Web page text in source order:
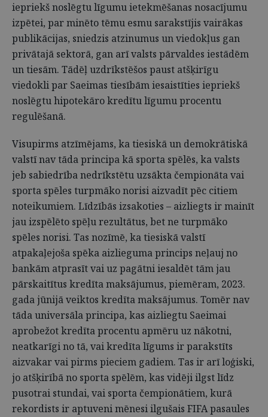
iepriekš noslēgtu līgumu ietekmēšanas nosacījumu
izpētei, par minēto tēmu esmu sarakstījis vairākas
publikācijas, sniedzis atzinumus un viedokļus gan
privātajā sektorā, gan arī valsts pārvaldes iestādēm
un tiesām. Tādēļ uzdrīkstēšos paust atšķirīgu
viedokli par Saeimas tiesībām iesaistīties iepriekš
noslēgtu hipotekāro kredītu līgumu procentu
regulēšanā.
Visupirms atzīmējams, ka tiesiskā un demokrātiskā
valstī nav tāda principa kā sporta spēlēs, ka valsts
jeb sabiedrība nedrīkstētu uzsākta čempionāta vai
sporta spēles turpmāko norisi aizvadīt pēc citiem
noteikumiem. Līdzībās izsakoties – aizliegts ir mainīt
jau izspēlēto spēļu rezultātus, bet ne turpmāko
spēles norisi. Tas nozīmē, ka tiesiskā valstī
atpakaļejoša spēka aizlieguma princips neļauj no
bankām atprasīt vai uz pagātni iesaldēt tām jau
pārskaitītus kredīta maksājumus, piemēram, 2023.
gada jūnijā veiktos kredīta maksājumus. Tomēr nav
tāda universāla principa, kas aizliegtu Saeimai
aprobežot kredīta procentu apmēru uz nākotni,
neatkarīgi no tā, vai kredīta līgums ir parakstīts
aizvakar vai pirms pieciem gadiem. Tas ir arī loģiski,
jo atšķirībā no sporta spēlēm, kas vidēji ilgst līdz
pusotrai stundai, vai sporta čempionātiem, kurā
rekordists ir aptuveni mēnesi ilgušais FIFA pasaules